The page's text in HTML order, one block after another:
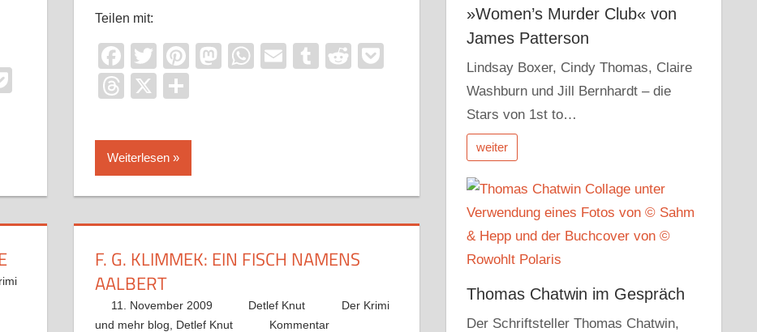
Teilen mit:
Facebook
TwitterPinterest
Mastodon
WhatsApp
EmailTumblrReddit
Threads
X
Weiterlesen
F. G. KLIMMEK: EIN FISCH NAMENS
AALBERT
11. November 2009 Detlef Knut
Der Krimi
und mehr blog
Detlef Knut
Kommentar
»Women’s Murder Club« von
James Patterson
Lindsay Boxer, Cindy Thomas, Claire
Washburn und Jill Bernhardt – die
Stars von 1st to…
weiter
Thomas Chatwin im Gespräch
Der Schriftsteller Thomas Chatwin,